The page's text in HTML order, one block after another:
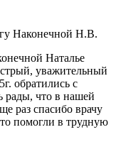
Наконечной Н.В.
Наталье
уважительный
обратились с
что в нашей
раз спасибо врачу
помогли в трудную